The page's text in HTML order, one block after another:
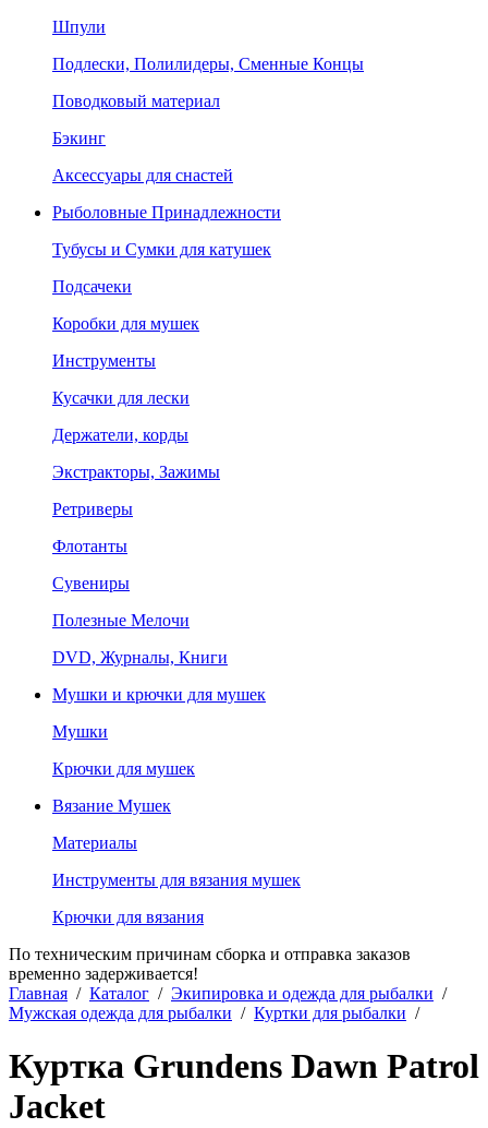
Шпули
Подлески, Полилидеры, Сменные Концы
Поводковый материал
Бэкинг
Аксессуары для снастей
Рыболовные Принадлежности
Тубусы и Сумки для катушек
Подсачеки
Коробки для мушек
Инструменты
Кусачки для лески
Держатели, корды
Экстракторы, Зажимы
Ретриверы
Флотанты
Сувениры
Полезные Мелочи
DVD, Журналы, Книги
Мушки и крючки для мушек
Мушки
Крючки для мушек
Вязание Мушек
Материалы
Инструменты для вязания мушек
Крючки для вязания
По техническим причинам сборка и отправка заказов
временно задерживается!
Главная / Каталог / Экипировка и одежда для рыбалки /
Мужская одежда для рыбалки / Куртки для рыбалки /
Куртка Grundens Dawn Patrol
Jacket